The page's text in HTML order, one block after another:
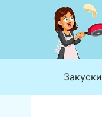
Закуски